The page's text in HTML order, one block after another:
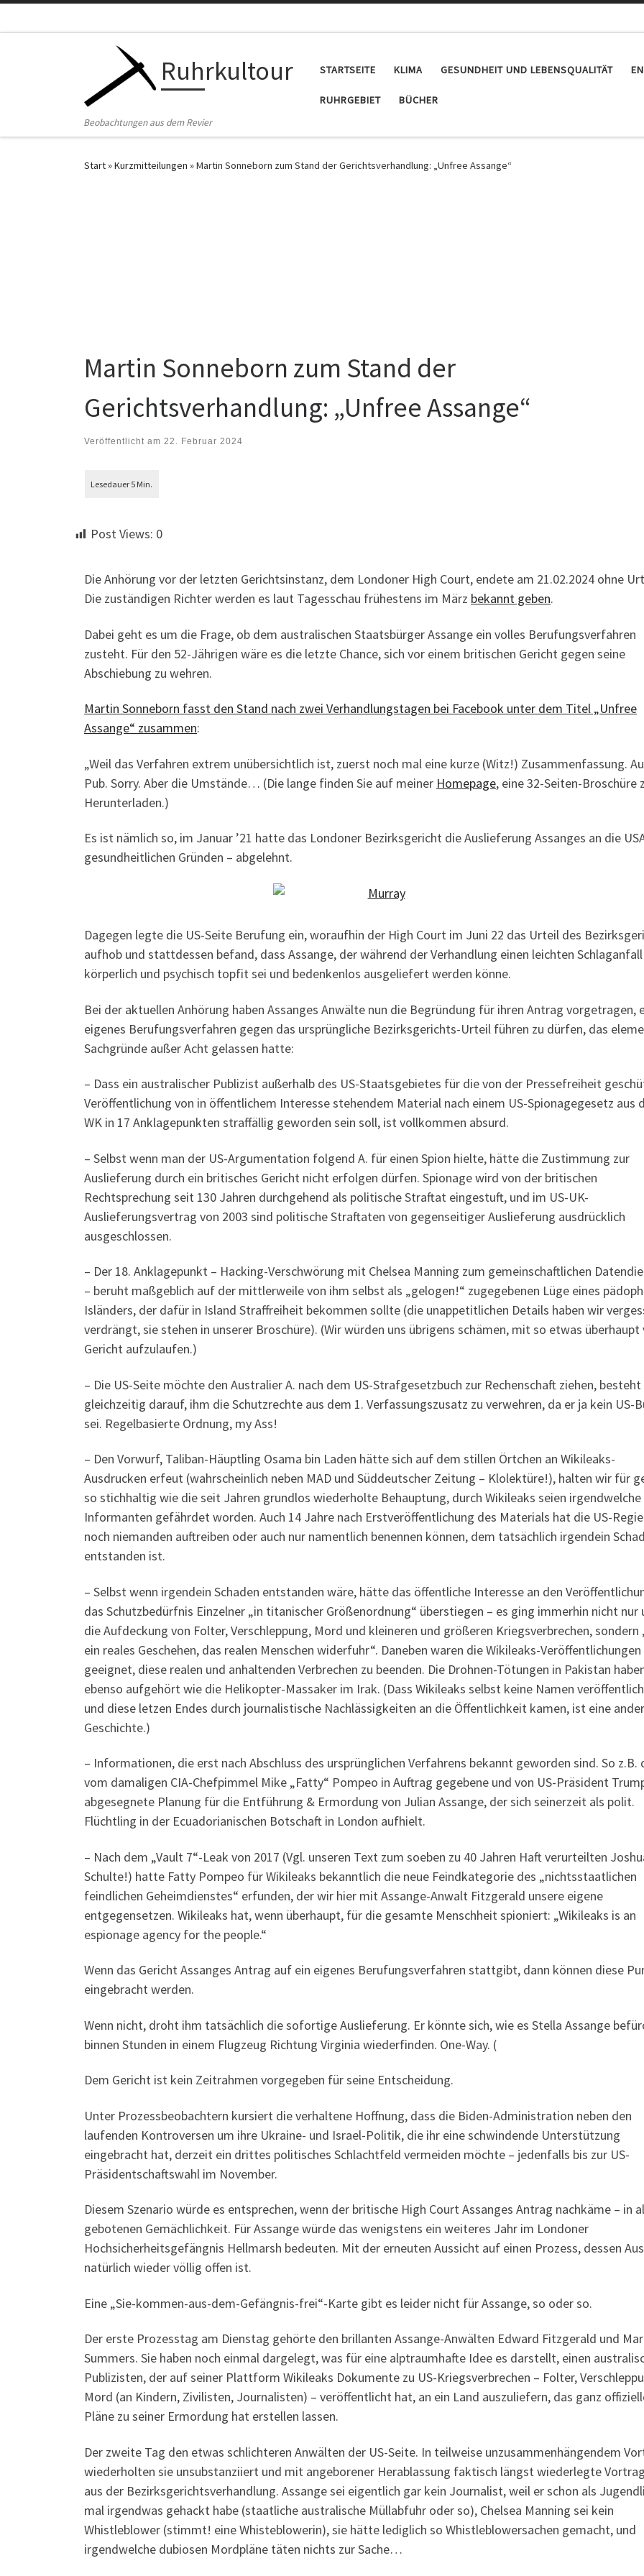
Ruhrkultour
Beobachtungen aus dem Revier
STARTSEITE KLIMA GESUNDHEIT UND LEBENSQUALITÄT
RUHRGEBIET BÜCHER
Start»Kurzmitteilungen »Martin Sonneborn zum Stand der Gerichtsverhandlung: „Unfree Assange“
Martin Sonneborn zum Stand der
Gerichtsverhandlung: „Unfree Assange“
Veröffentlicht am 22. Februar 2024
Post Views: 0
Die Anhörung vor der letzten Gerichtsinstanz, dem Londoner High Court, endete am 21.02.2024 ohne
Die zuständigen Richter werden es laut Tagesschau frühestens im März bekannt geben.
Dabei geht es um die Frage, ob dem australischen Staatsbürger Assange ein volles Berufungsverfahren
zusteht. Für den 52-Jährigen wäre es die letzte Chance, sich vor einem britischen Gericht gegen seine
Abschiebung zu wehren.
Martin Sonneborn fasst den Stand nach zwei Verhandlungstagen bei Facebook unter dem Titel „Unfree
Assange“ zusammen:
„Weil das Verfahren extrem unübersichtlich ist, zuerst noch mal eine kurze (Witz!) Zusammenfassung.
Pub. Sorry. Aber die Umstände… (Die lange finden Sie auf meiner Homepage, eine 32-Seiten-Broschüre
Herunterladen.)
Es ist nämlich so, im Januar ’21 hatte das Londoner Bezirksgericht die Auslieferung Assanges an die
gesundheitlichen Gründen – abgelehnt.
Dagegen legte die US-Seite Berufung ein, woraufhin der High Court im Juni 22 das Urteil des
aufhob und stattdessen befand, dass Assange, der während der Verhandlung einen leichten
körperlich und psychisch topfit sei und bedenkenlos ausgeliefert werden könne.
Bei der aktuellen Anhörung haben Assanges Anwälte nun die Begründung für ihren Antrag vorgetragen,
eigenes Berufungsverfahren gegen das ursprüngliche Bezirksgerichts-Urteil führen zu dürfen, das
Sachgründe außer Acht gelassen hatte:
– Dass ein australischer Publizist außerhalb des US-Staatsgebietes für die von der Pressefreiheit
Veröffentlichung von in öffentlichem Interesse stehendem Material nach einem US-Spionagegesetz aus
WK in 17 Anklagepunkten straffällig geworden sein soll, ist vollkommen absurd.
– Selbst wenn man der US-Argumentation folgend A. für einen Spion hielte, hätte die Zustimmung zur
Auslieferung durch ein britisches Gericht nicht erfolgen dürfen. Spionage wird von der britischen
Rechtsprechung seit 130 Jahren durchgehend als politische Straftat eingestuft, und im US-UK-
Auslieferungsvertrag von 2003 sind politische Straftaten von gegenseitiger Auslieferung ausdrücklich
ausgeschlossen.
– Der 18. Anklagepunkt – Hacking-Verschwörung mit Chelsea Manning zum gemeinschaftlichen
– beruht maßgeblich auf der mittlerweile von ihm selbst als „gelogen!“ zugegebenen Lüge eines
Isländers, der dafür in Island Straffreiheit bekommen sollte (die unappetitlichen Details haben wir
verdrängt, sie stehen in unserer Broschüre). (Wir würden uns übrigens schämen, mit so etwas überhaupt
Gericht aufzulaufen.)
– Die US-Seite möchte den Australier A. nach dem US-Strafgesetzbuch zur Rechenschaft ziehen, besteht
gleichzeitig darauf, ihm die Schutzrechte aus dem 1. Verfassungszusatz zu verwehren, da er ja kein US-
sei. Regelbasierte Ordnung, my Ass!
– Den Vorwurf, Taliban-Häuptling Osama bin Laden hätte sich auf dem stillen Örtchen an Wikileaks-
Ausdrucken erfeut (wahrscheinlich neben MAD und Süddeutscher Zeitung – Klolektüre!), halten wir für
so stichhaltig wie die seit Jahren grundlos wiederholte Behauptung, durch Wikileaks seien irgendwelche
Informanten gefährdet worden. Auch 14 Jahre nach Erstveröffentlichung des Materials hat die US-
noch niemanden auftreiben oder auch nur namentlich benennen können, dem tatsächlich irgendein
entstanden ist.
– Selbst wenn irgendein Schaden entstanden wäre, hätte das öffentliche Interesse an den
das Schutzbedürfnis Einzelner „in titanischer Größenordnung“ überstiegen – es ging immerhin nicht nur
die Aufdeckung von Folter, Verschleppung, Mord und kleineren und größeren Kriegsverbrechen, sondern
ein reales Geschehen, das realen Menschen widerfuhr“. Daneben waren die Wikileaks-Veröffentlichungen
geeignet, diese realen und anhaltenden Verbrechen zu beenden. Die Drohnen-Tötungen in Pakistan
ebenso aufgehört wie die Helikopter-Massaker im Irak. (Dass Wikileaks selbst keine Namen
und diese letzen Endes durch journalistische Nachlässigkeiten an die Öffentlichkeit kamen, ist eine
Geschichte.)
– Informationen, die erst nach Abschluss des ursprünglichen Verfahrens bekannt geworden sind. So z.B.
vom damaligen CIA-Chefpimmel Mike „Fatty“ Pompeo in Auftrag gegebene und von US-Präsident
abgesegnete Planung für die Entführung & Ermordung von Julian Assange, der sich seinerzeit als polit.
Flüchtling in der Ecuadorianischen Botschaft in London aufhielt.
– Nach dem „Vault 7“-Leak von 2017 (Vgl. unseren Text zum soeben zu 40 Jahren Haft verurteilten
Schulte!) hatte Fatty Pompeo für Wikileaks bekanntlich die neue Feindkategorie des „nichtsstaatlichen
feindlichen Geheimdienstes“ erfunden, der wir hier mit Assange-Anwalt Fitzgerald unsere eigene
entgegensetzen. Wikileaks hat, wenn überhaupt, für die gesamte Menschheit spioniert: „Wikileaks is an
espionage agency for the people.“
Wenn das Gericht Assanges Antrag auf ein eigenes Berufungsverfahren stattgibt, dann können diese
eingebracht werden.
Wenn nicht, droht ihm tatsächlich die sofortige Auslieferung. Er könnte sich, wie es Stella Assange
binnen Stunden in einem Flugzeug Richtung Virginia wiederfinden. One-Way. (
Dem Gericht ist kein Zeitrahmen vorgegeben für seine Entscheidung.
Unter Prozessbeobachtern kursiert die verhaltene Hoffnung, dass die Biden-Administration neben den
laufenden Kontroversen um ihre Ukraine- und Israel-Politik, die ihr eine schwindende Unterstützung
eingebracht hat, derzeit ein drittes politisches Schlachtfeld vermeiden möchte – jedenfalls bis zur US-
Präsidentschaftswahl im November.
Diesem Szenario würde es entsprechen, wenn der britische High Court Assanges Antrag nachkäme – in
gebotenen Gemächlichkeit. Für Assange würde das wenigstens ein weiteres Jahr im Londoner
Hochsicherheitsgefängnis Hellmarsh bedeuten. Mit der erneuten Aussicht auf einen Prozess, dessen
natürlich wieder völlig offen ist.
Eine „Sie-kommen-aus-dem-Gefängnis-frei“-Karte gibt es leider nicht für Assange, so oder so.
Der erste Prozesstag am Dienstag gehörte den brillanten Assange-Anwälten Edward Fitzgerald und
Summers. Sie haben noch einmal dargelegt, was für eine alptraumhafte Idee es darstellt, einen
Publizisten, der auf seiner Plattform Wikileaks Dokumente zu US-Kriegsverbrechen – Folter,
Mord (an Kindern, Zivilisten, Journalisten) – veröffentlicht hat, an ein Land auszuliefern, das ganz
Pläne zu seiner Ermordung hat erstellen lassen.
Der zweite Tag den etwas schlichteren Anwälten der US-Seite. In teilweise unzusammenhängendem
wiederholten sie unsubstanziiert und mit angeborener Herablassung faktisch längst wiederlegte
aus der Bezirksgerichtsverhandlung. Assange sei eigentlich gar kein Journalist, weil er schon als
mal irgendwas gehackt habe (staatliche australische Müllabfuhr oder so), Chelsea Manning sei kein
Whistleblower (stimmt! eine Whisteblowerin), sie hätte lediglich so Whistleblowersachen gemacht, und
irgendwelche dubiosen Mordpläne täten nichts zur Sache…